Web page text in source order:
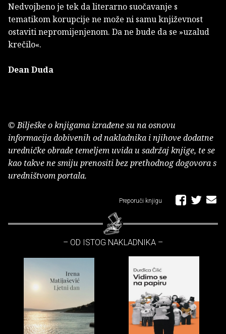
Nedvojbeno je tek da literarno suočavanje s
tematikom korupcije ne može ni samu književnost
ostaviti nepromijenjenom. Da ne bude da se »uzalud
krečilo«.
Dean Duda
© Bilješke o knjigama izrađene su na osnovu
informacija dobivenih od nakladnika i njihove dodatne
uredničke obrade temeljem uvida u sadržaj knjige, te se
kao takve ne smiju prenositi bez prethodnog dogovora s
uredništvom portala.
Preporuči knjigu
– OD ISTOG NAKLADNIKA –